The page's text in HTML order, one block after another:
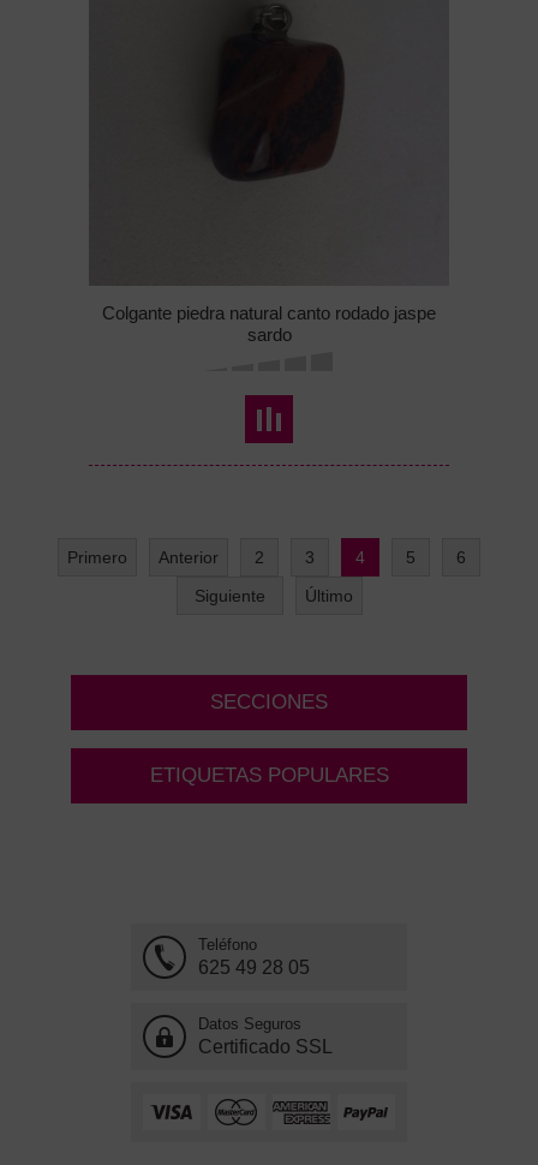
Colgante piedra natural canto rodado jaspe
sardo
Primero Anterior 2 3 4 5
6
Siguiente
Último
SECCIONES
ETIQUETAS POPULARES
Teléfono
625 49 28 05
Datos Seguros
Certificado SSL